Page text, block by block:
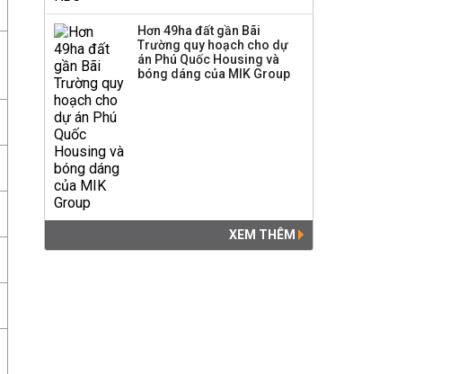
Hơn 49ha đất gần Bãi
Trường quy hoạch cho dự
án Phú Quốc Housing và
bóng dáng của MIK Group
XEM THÊM